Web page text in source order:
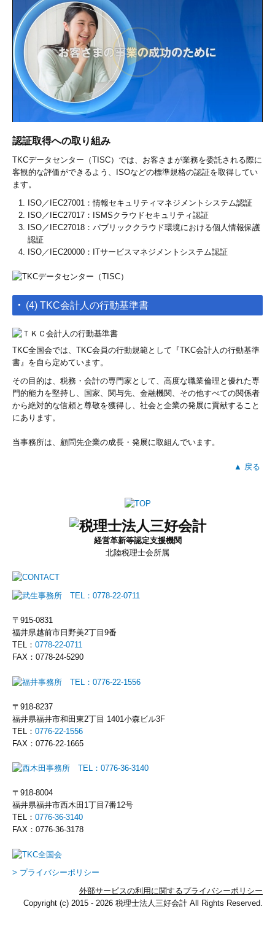
認証取得への取り組み
TKCデータセンター（TISC）では、お客さまが業務を委託される際に
客観的な評価ができるよう、ISOなどの標準規格の認証を取得してい
ます。
ISO／IEC27001：情報セキュリティマネジメントシステム認証
ISO／IEC27017：ISMSクラウドセキュリティ認証
ISO／IEC27018：パブリッククラウド環境における個人情報保護
認証
ISO／IEC20000：ITサービスマネジメントシステム認証
(4) TKC会計人の行動基準書
TKC全国会では、TKC会員の行動規範として『TKC会計人の行動基準
書』を自ら定めています。
その目的は、税務・会計の専門家として、高度な職業倫理と優れた専
門的能力を堅持し、国家、関与先、金融機関、その他すべての関係者
から絶対的な信頼と尊敬を獲得し、社会と企業の発展に貢献すること
にあります。
当事務所は、顧問先企業の成長・発展に取組んでいます。
▲ 戻る
経営革新等認定支援機関
北陸税理士会所属
〒915-0831
福井県越前市日野美2丁目9番
TEL： 0778-22-0711
FAX：0778-24-5290
〒918-8237
福井県福井市和田東2丁目 1401小森ビル3F
TEL： 0776-22-1556
FAX：0776-22-1665
〒918-8004
福井県福井市西木田1丁目7番12号
TEL： 0776-36-3140
FAX：0776-36-3178
> プライバシーポリシー
外部サービスの利用に関するプライバシーポリシー
Copyright (c) 2015 - 2026 税理士法人三好会計 All Rights Reserved.